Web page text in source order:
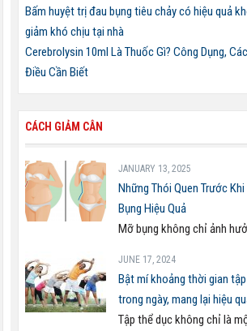
Bấm huyệt trị đau bụng tiêu chảy có hiệu quả
giảm khó chịu tại nhà
Cerebrolysin 10ml Là Thuốc Gì? Công Dụng,
Điều Cần Biết
CÁCH GIẢM CÂN
JANUARY 13, 2025
Những Thói Quen Trước
Bụng Hiệu Quả
Mỡ bụng không chỉ ảnh
JUNE 17, 2024
Bật mí khoảng thời gian
trong ngày, mang lại hiệu
Tập thể dục không chỉ là